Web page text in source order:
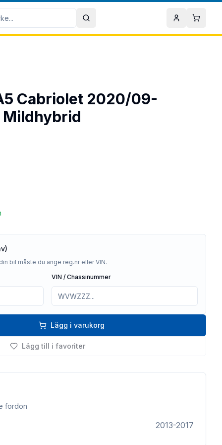
Sök Mitt konto
Cabriolet 2020/09-
Mildhybrid
bil måste du ange reg.nr eller VIN.
VIN / Chassinummer
Lägg i varukorg
Lägg till i favoriter
fordon
2013-2017